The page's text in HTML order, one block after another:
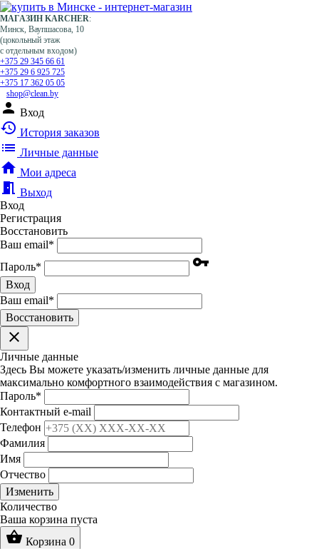
МАГАЗИН KARCHER:
Минск, Ваупшасова, 10
(цокольный этаж
с отдельным входом)
+375 29 345 66 61
+375 29 6 925 725
+375 17 362 05 05
shop@clean.by
person Вход
history История заказов
list Личные данные
home Мои адреса
meeting_room Выход
Вход
Регистрация
Восстановить
Ваш email*
Пароль* vpn_key
Вход
Ваш email*
Воcстановить
clear
Личные данные
Здесь Вы можете указать/изменить личные данные для
максимально комфортного взаимодействия с магазином.
Пароль*
Контактный e-mail
Телефон
Фамилия
Имя
Отчество
Изменить
Количество
Ваша корзина пуста
shopping_basket Корзина 0